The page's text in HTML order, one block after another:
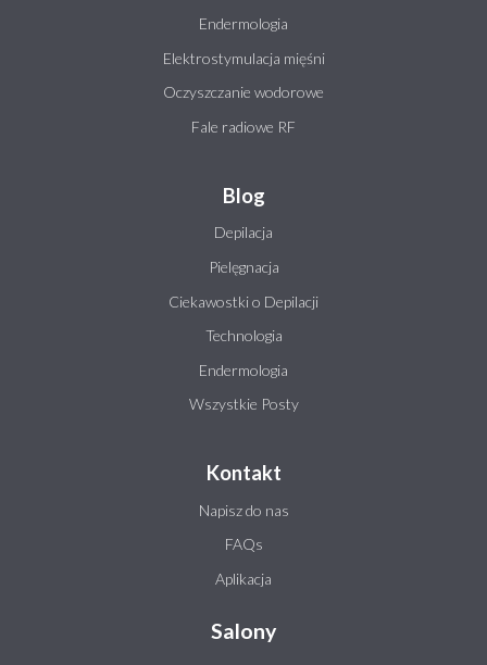
Endermologia
Elektrostymulacja mięśni
Oczyszczanie wodorowe
Fale radiowe RF
Blog
Depilacja
Pielęgnacja
Ciekawostki o Depilacji
Technologia
Endermologia
Wszystkie Posty
Kontakt
Napisz do nas
FAQs
Aplikacja
Salony